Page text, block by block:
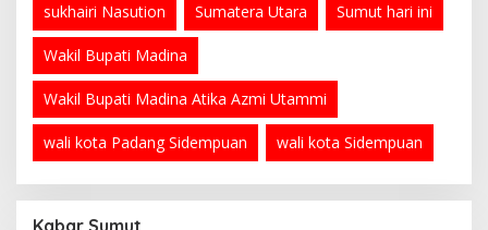
sukhairi Nasution Sumatera Utara Sumut hari ini
Wakil Bupati Madina
Wakil Bupati Madina Atika Azmi Utammi
wali kota Padang Sidempuan wali kota Sidempuan